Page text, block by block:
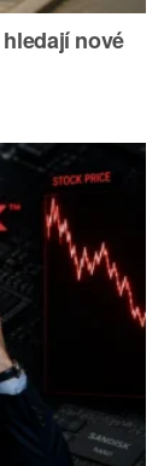
nové